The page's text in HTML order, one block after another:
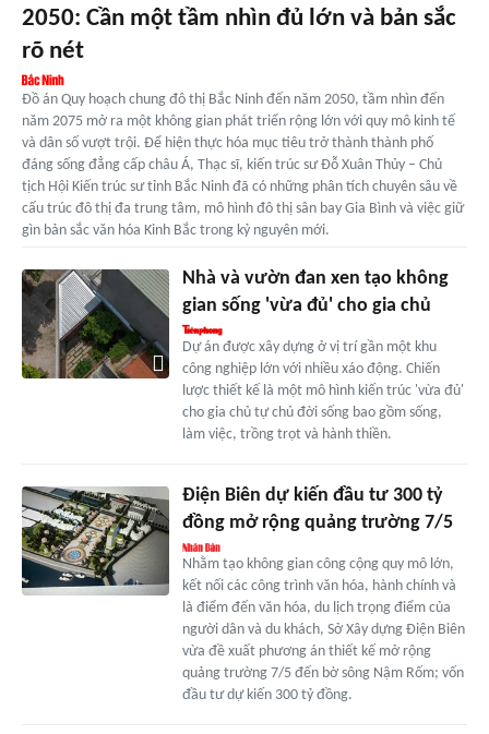
2050: Cần một tầm nhìn đủ lớn và bản sắc
rõ nét
Đồ án Quy hoạch chung đô thị Bắc Ninh đến năm 2050, tầm nhìn đến
năm 2075 mở ra một không gian phát triển rộng lớn với quy mô kinh tế
và dân số vượt trội. Để hiện thực hóa mục tiêu trở thành thành phố
đáng sống đẳng cấp châu Á, Thạc sĩ, kiến trúc sư Đỗ Xuân Thủy – Chủ
tịch Hội Kiến trúc sư tỉnh Bắc Ninh đã có những phân tích chuyên sâu về
cấu trúc đô thị đa trung tâm, mô hình đô thị sân bay Gia Bình và việc giữ
gìn bản sắc văn hóa Kinh Bắc trong kỷ nguyên mới.
Nhà và vườn đan xen tạo không
gian sống 'vừa đủ' cho gia chủ
Dự án được xây dựng ở vị trí gần một khu
công nghiệp lớn với nhiều xáo động. Chiến
lược thiết kế là một mô hình kiến trúc 'vừa đủ'
cho gia chủ tự chủ đời sống bao gồm sống,
làm việc, trồng trọt và hành thiền.
Điện Biên dự kiến đầu tư 300 tỷ
đồng mở rộng quảng trường 7/5
Nhằm tạo không gian công cộng quy mô lớn,
kết nối các công trình văn hóa, hành chính và
là điểm đến văn hóa, du lịch trọng điểm của
người dân và du khách, Sở Xây dựng Điện Biên
vừa đề xuất phương án thiết kế mở rộng
quảng trường 7/5 đến bờ sông Nậm Rốm; vốn
đầu tư dự kiến 300 tỷ đồng.